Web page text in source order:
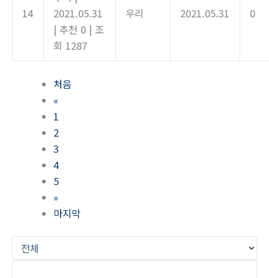
14
2021.05.31
| 추천 0 | 조
회 1287
우리 2021.05.31 0
처음
«
1
2
3
4
5
»
마지막